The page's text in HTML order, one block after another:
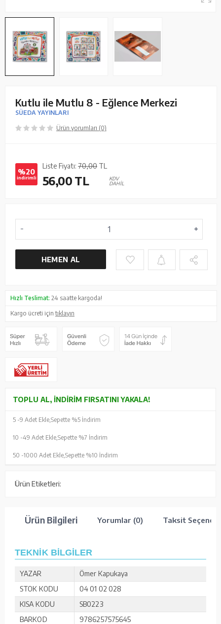
Kutlu ile Mutlu 8 - Eğlence Merkezi
SÜEDA YAYINLARI
Ürün yorumları (0)
%20
indirimli
Liste Fiyatı: 70,00 TL
56,00TL
KDV
DAHİL
HEMEN AL
Hızlı Teslimat: 24 saatte kargoda!
Kargo ücreti içintıklayın
TOPLU AL, İNDIRIM FIRSATINI YAKALA!
5 -9 Adet Ekle, Sepette %5 İndirim
10 -49 Adet Ekle, Sepette %7 İndirim
50 -1000 Adet Ekle, Sepette %10 İndirim
Ürün Etiketleri:
Ürün Bilgileri Yorumlar (0) Taksit
TEKNİK BİLGİLER
YAZAR
Ömer Kapukaya
STOK KODU
04 01 02 028
KISA KODU
SB0223
BARKOD
9786257575645